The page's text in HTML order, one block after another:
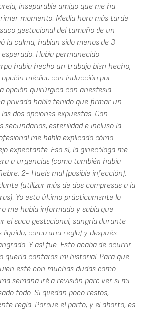
inseparable amigo que me ha
momento. Media hora más tarde
gestacional del tamaño de un
la calma, habían sido menos de 3
Había permanecido
había hecho un trabajo bien hecho,
opción médica con inducción por
opción quirúrgica con anestesia
privada había tenido que firmar un
dos opciones expuestas. Con
secundarios, esterilidad e incluso la
me había explicado cómo
expectante. Eso sí, la ginecóloga me
a urgencias (como también había
2- Huele mal (posible infección).
(utilizar más de dos compresas a la
Yo esto último prácticamente lo
me había informado y sabía que
el saco gestacional, sangría durante
líquido, como una regla) y después
Y así fue. Esto acaba de ocurrir
quería contaros mi historial. Para que
esté con muchas dudas como
semana iré a revisión para ver si mi
todo. Si quedan poco restos,
regla. Porque el parto, y el aborto, es